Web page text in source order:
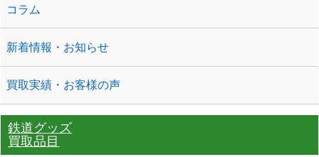
コラム
新着情報・お知らせ
買取実績・お客様の声
鉄道グッズ
買取品目